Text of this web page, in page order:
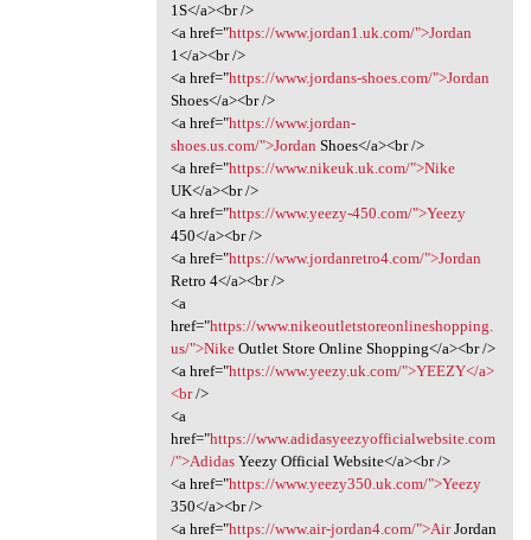
1S</a><br />
<a href="https://www.jordan1.uk.com/">Jordan
1</a><br />
<a href="https://www.jordans-shoes.com/">Jordan
Shoes</a><br />
<a href="https://www.jordan-
shoes.us.com/">Jordan Shoes</a><br />
<a href="https://www.nikeuk.uk.com/">Nike
UK</a><br />
<a href="https://www.yeezy-450.com/">Yeezy
450</a><br />
<a href="https://www.jordanretro4.com/">Jordan
Retro 4</a><br />
<a
href="https://www.nikeoutletstoreonlineshopping.
us/">NikeOutlet Store Online Shopping</a><br />
<a href="https://www.yeezy.uk.com/">YEEZY</a>
<br/>
<a
href="https://www.adidasyeezyofficialwebsite.com
/">AdidasYeezy Official Website</a><br />
<a href="https://www.yeezy350.uk.com/">Yeezy
350</a><br />
<a href="https://www.air-jordan4.com/">AirJordan